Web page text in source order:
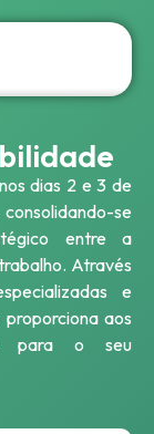
dias 2 e 3 de
se
entre a
Através
e
aos
para o seu